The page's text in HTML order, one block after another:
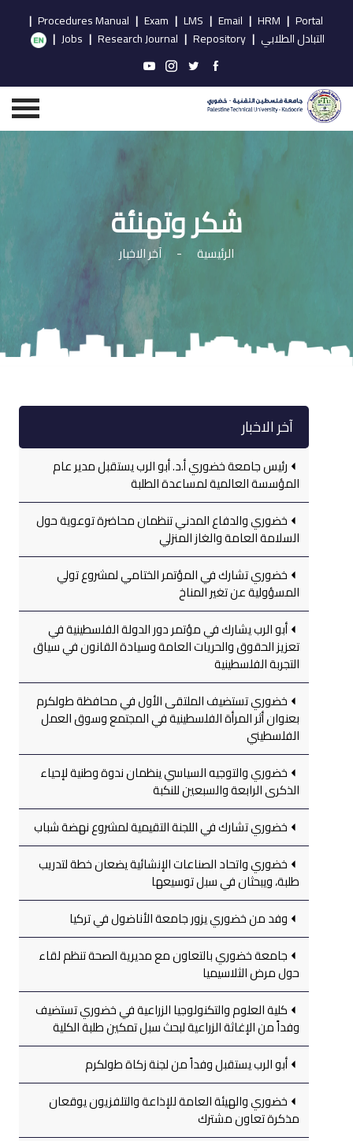
Portal
|
HRM
|
Email
|
LMS
|
Exam
|
Procedures Manual
|
التبادل الطلابي |
Repository
|
Research Journal
|
Jobs
|
شكر وتهنئة
الرئيسية - آخر الاخبار
آخر الاخبار
رئيس جامعة خضوري أ.د. أبو الرب يستقبل مدير عام
المؤسسة العالمية لمساعدة الطلبة
خضوري والدفاع المدني تنظمان محاضرة توعوية حول
السلامة العامة والغاز المنزلي
خضوري تشارك في المؤتمر الختامي لمشروع تولي
المسؤولية عن تغير المناخ
أبو الرب يشارك في مؤتمر دور الدولة الفلسطينية في
تعزيز الحقوق والحريات العامة وسيادة القانون في سياق
التجربة الفلسطينية
خضوري تستضيف الملتقى الأول في محافظة طولكرم
بعنوان أثر المرأة الفلسطينية في المجتمع وسوق العمل
الفلسطيني
خضوري والتوجيه السياسي ينظمان ندوة وطنية لإحياء
الذكرى الرابعة والسبعين للنكبة
خضوري تشارك في اللجنة التقيمية لمشروع نهضة شباب
خضوري واتحاد الصناعات الإنشائية يضعان خطة لتدريب
طلبة، ويبحثان في سبل توسيعها
وفد من خضوري يزور جامعة الأناضول في تركيا
جامعة خضوري بالتعاون مع مديرية الصحة تنظم لقاء
حول مرض الثلاسيميا
كلية العلوم والتكنولوجيا الزراعية في خضوري تستضيف
وفداً من الإغاثة الزراعية لبحث سبل تمكين طلبة الكلية
أبو الرب يستقبل وفداً من لجنة زكاة طولكرم
خضوري والهيئة العامة للإذاعة والتلفزيون يوقعان
مذكرة تعاون مشترك